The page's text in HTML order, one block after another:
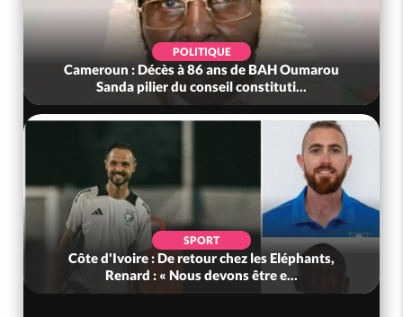
POLITIQUE
Cameroun : Décès à 86 ans de BAH Oumarou
Sanda pilier du conseil constituti...
SPORT
Côte d'Ivoire : De retour chez les Eléphants,
Renard : « Nous devons être e...